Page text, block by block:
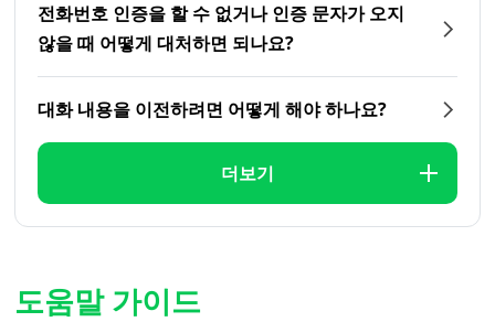
전화번호 인증을 할 수 없거나 인증 문자가 오지
않을 때 어떻게 대처하면 되나요?
대화 내용을 이전하려면 어떻게 해야 하나요?
더보기
도움말 가이드